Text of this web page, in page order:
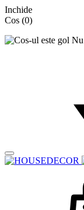
Inchide
Cos (0)
Nu